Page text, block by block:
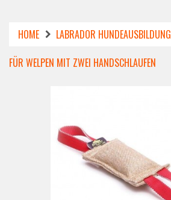
HOME LABRADOR HUNDEAUSBILDUNG
ÜR WELPEN MIT ZWEI HANDSCHLAUFEN